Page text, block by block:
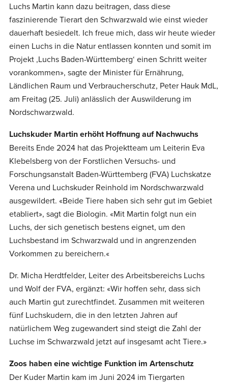
Luchs Martin kann dazu beitragen, dass diese
faszinierende Tierart den Schwarzwald wie einst wieder
dauerhaft besiedelt. Ich freue mich, dass wir heute wieder
einen Luchs in die Natur entlassen konnten und somit im
Projekt ,Luchs Baden-Württemberg‘ einen Schritt weiter
vorankommen», sagte der Minister für Ernährung,
Ländlichen Raum und Verbraucherschutz, Peter Hauk MdL,
am Freitag (25. Juli) anlässlich der Auswilderung im
Nordschwarzwald.
Luchskuder Martin erhöht Hoffnung auf Nachwuchs
Bereits Ende 2024 hat das Projektteam um Leiterin Eva
Klebelsberg von der Forstlichen Versuchs- und
Forschungsanstalt Baden-Württemberg (FVA) Luchskatze
Verena und Luchskuder Reinhold im Nordschwarzwald
ausgewildert. «Beide Tiere haben sich sehr gut im Gebiet
etabliert», sagt die Biologin. «Mit Martin folgt nun ein
Luchs, der sich genetisch bestens eignet, um den
Luchsbestand im Schwarzwald und in angrenzenden
Vorkommen zu bereichern.«
Dr. Micha Herdtfelder, Leiter des Arbeitsbereichs Luchs
und Wolf der FVA, ergänzt: «Wir hoffen sehr, dass sich
auch Martin gut zurechtfindet. Zusammen mit weiteren
fünf Luchskudern, die in den letzten Jahren auf
natürlichem Weg zugewandert sind steigt die Zahl der
Luchse im Schwarzwald jetzt auf insgesamt acht Tiere.»
Zoos haben eine wichtige Funktion im Artenschutz
Der Kuder Martin kam im Juni 2024 im Tiergarten